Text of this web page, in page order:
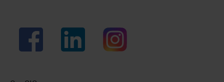
Facebook LinkedIn Instagram